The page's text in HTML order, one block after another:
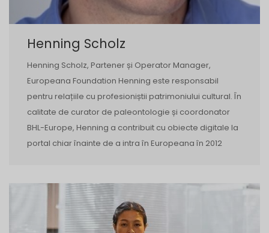
Henning Scholz
Henning Scholz, Partener și Operator Manager,
Europeana Foundation Henning este responsabil
pentru relațiile cu profesioniștii patrimoniului cultural. În
calitate de curator de paleontologie și coordonator
BHL-Europe, Henning a contribuit cu obiecte digitale la
portal chiar înainte de a intra în Europeana în 2012